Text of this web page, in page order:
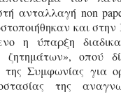
ανταλλαγή non
και στην
η ύπαρξη
ζητημάτων», οπού
Συμφωνίας για
της